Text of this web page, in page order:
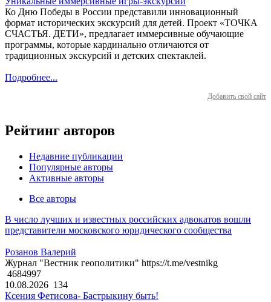
Ко Дню Победы в России представили инновационный
формат исторических экскурсий для детей. Проект «ТОЧКА
СЧАСТЬЯ. ДЕТИ», предлагает иммерсивные обучающие
программы, которые кардинально отличаются от
традиционных экскурсий и детских спектаклей.
Подробнее...
Добавить свой сайт
Рейтинг авторов
Недавние публикации
Популярные авторы
Активные авторы
Все авторы
В число лучших и известных российских адвокатов вошли
представители московского юридического сообщества
Розанов Валерий
Журнал "Вестник геополитики" https://t.me/vestnikg
4684997
10.08.2026 134
Ксения Фетисова- Бастрыкину быть!